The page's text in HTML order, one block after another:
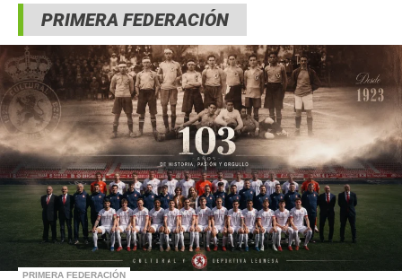
PRIMERA FEDERACIÓN
PRIMERA FEDERACIÓN